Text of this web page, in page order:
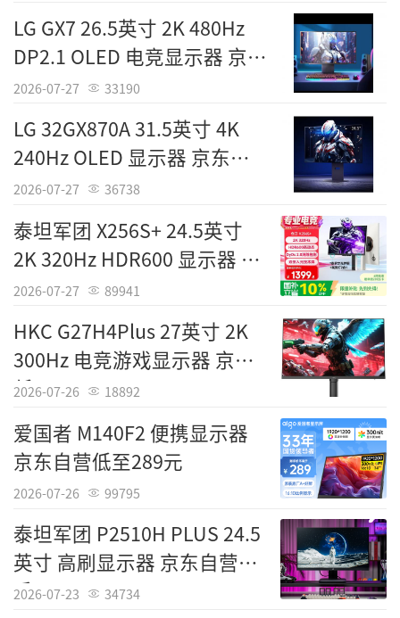
LG GX7 26.5英寸 2K 480Hz
DP2.1 OLED 电竞显示器 京东
5399元
2026-07-27 33190
LG 32GX870A 31.5英寸 4K
240Hz OLED 显示器 京东
6499元
2026-07-27 36738
泰坦军团 X256S+ 24.5英寸
2K 320Hz HDR600 显示器 低
至1399元
2026-07-27 89941
HKC G27H4Plus 27英寸 2K
300Hz 电竞游戏显示器 京东
低至857元
2026-07-26 18892
爱国者 M140F2 便携显示器
京东自营低至289元
2026-07-26 99795
泰坦军团 P2510H PLUS 24.5
英寸 高刷显示器 京东自营到
手522元
2026-07-23 34734